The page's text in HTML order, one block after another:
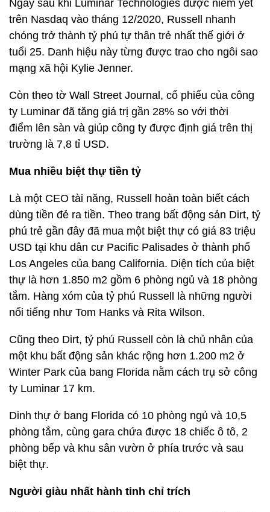
Ngay sau khi Luminar Technologies được niêm yết
trên Nasdaq vào tháng 12/2020, Russell nhanh
chóng trở thành tỷ phú tự thân trẻ nhất thế giới ở
tuổi 25. Danh hiệu này từng được trao cho ngôi sao
mạng xã hội Kylie Jenner.
Còn theo tờ Wall Street Journal, cổ phiếu của công
ty Luminar đã tăng giá trị gần 28% so với thời
điểm lên sàn và giúp công ty được định giá trên thị
trường là 7,8 tỉ USD.
Mua nhiều biệt thự tiền tỷ
Là một CEO tài năng, Russell hoàn toàn biết cách
dùng tiền đẻ ra tiền. Theo trang bất động sản Dirt, tỷ
phú trẻ gần đây đã mua một biệt thự có giá 83 triệu
USD tại khu dân cư Pacific Palisades ở thành phố
Los Angeles của bang California. Diện tích của biệt
thự là hơn 1.850 m2 gồm 6 phòng ngủ và 18 phòng
tắm. Hàng xóm của tỷ phú Russell là những người
nổi tiếng như Tom Hanks và Rita Wilson.
Cũng theo Dirt, tỷ phú Russell còn là chủ nhân của
một khu bất động sản khác rộng hơn 1.200 m2 ở
Winter Park của bang Florida nằm cách trụ sở công
ty Luminar 17 km.
Dinh thự ở bang Florida có 10 phòng ngủ và 10,5
phòng tắm, cùng gara chứa được 18 chiếc ô tô, 2
phòng bếp và khu sân vườn ở phía trước và sau
biệt thự.
Người giàu nhất hành tinh chỉ trích